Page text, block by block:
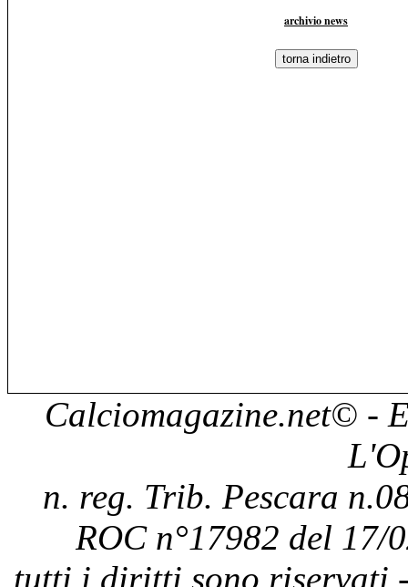
archivio news
Calciomagazine.net© -
n. reg. Trib. Pescara
ROC n°17982 del 17/
tutti i diritti sono riservati